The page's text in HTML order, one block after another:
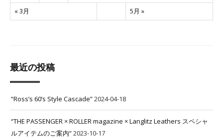
« 3月 5月 »
最近の投稿
“Ross’s 60’s Style Cascade”2024-04-18
“THE PASSENGER × ROLLER magazine × Langlitz Leathers スペシャ
ルアイテムのご案内“2023-10-17